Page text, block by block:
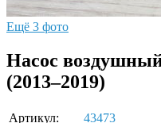
Ещё 3 фото
Насос
(2013–2019)
Артикул:
43473